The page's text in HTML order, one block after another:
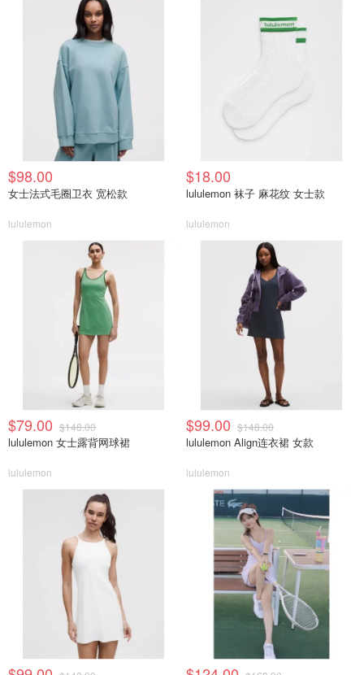
$98.00
女士法式毛圈卫衣 宽松款
lululemon
$18.00
lululemon 袜子 麻花纹 女士款
lululemon
$79.00 $148.00
lululemon 女士露背网球裙
lululemon
$99.00 $148.00
lululemon Align连衣裙 女款
lululemon